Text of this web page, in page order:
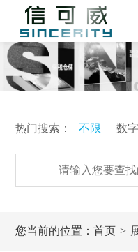
热门搜索： 不限 数字
您当前的位置：首页